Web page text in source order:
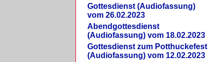
Gottesdienst (Audiofassung)
vom 26.02.2023
Abendgottesdienst
(Audiofassung) vom 18.02.2023
Gottesdienst zum Potthuckefest
(Audiofassung) vom 12.02.2023